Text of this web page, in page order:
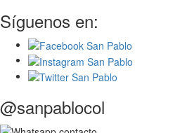
Síguenos en:
@sanpablocol